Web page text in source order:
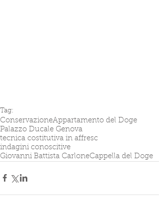
Tag:
ConservazioneAppartamento del Doge
Palazzo Ducale Genova
tecnica costitutiva in affresc
indagini conoscitive
Giovanni Battista CarloneCappella del Doge